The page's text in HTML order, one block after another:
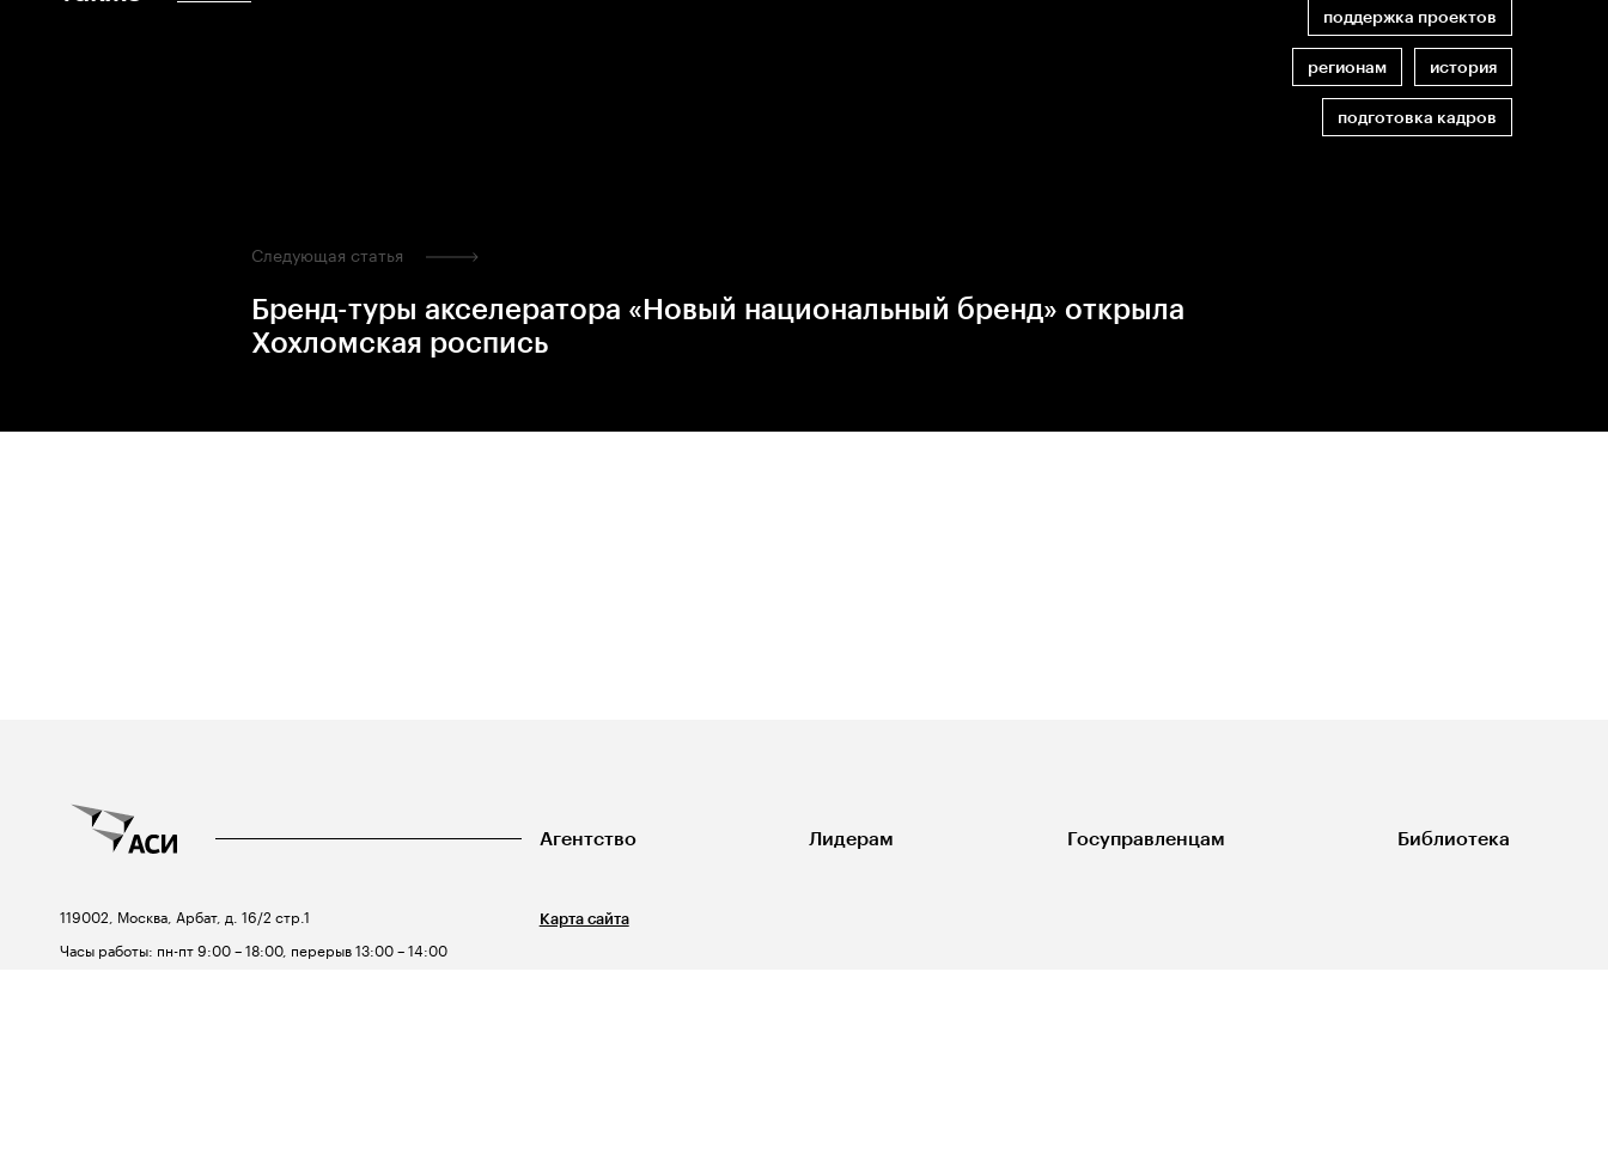
поддержка проектов
регионам история
подготовка кадров
Следующая статья
Бренд-туры акселератора «Новый национальный бренд» открыла
Хохломская роспись
119002, Москва, Арбат, д. 16/2 стр.1
Часы работы: пн-пт 9:00 – 18:00, перерыв 13:00 – 14:00
Агентство Лидерам Госуправленцам Библиотека
Карта сайта